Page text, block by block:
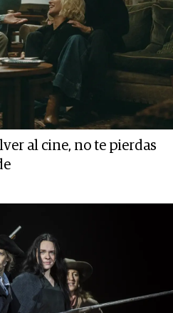
al cine, no te pierdas